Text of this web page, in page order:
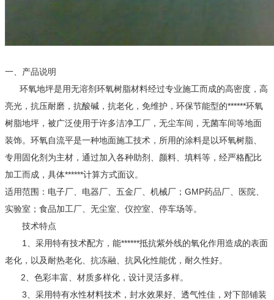
一、产品说明
环氧地坪是用无溶剂环氧树脂材料经过专业施工而成的高密度，高
亮光，抗压耐磨，抗酸碱，抗老化，免维护，环保节能型的******环氧
树脂地坪，被广泛使用于许多洁净工厂，无尘车间，无菌车间等地面
装饰。环氧自流平是一种地面施工技术，所用的涂料是以环氧树脂、
专用固化剂为主材，通过加入各种助剂、颜料、填料等，经严格配比
加工而成，具体******计算方式面议。
适用范围：电子厂、电器厂、五金厂、机械厂；GMP药品厂、医院、
实验室；食品加工厂、无尘室、仪控室、停车场等。
技术特点
1、采用特有技术配方，能******抵抗紫外线的氧化作用造成的表面
老化，以及耐热老化、抗冻融、抗风化性能优，耐久性好。
2、色彩丰富、材质多样化，设计灵活多样。
3、采用特有水性材料技术，封水效果好、透气性佳，对下部铺装